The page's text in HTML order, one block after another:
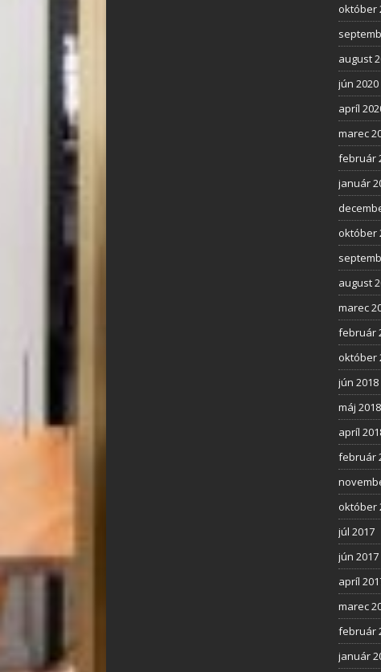
október
august
jún 2020
apríl
marec
február
január
október
august
marec
február
október
jún 2018
máj 2018
apríl
február
október
júl 2017
jún 2017
apríl
marec
február
január